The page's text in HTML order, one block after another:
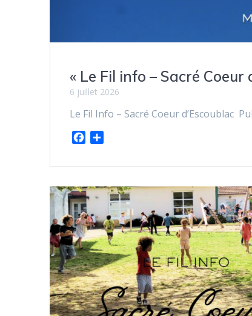
« Le Fil info – Sacré Coeur
6 juillet 2026
Le Fil Info – Sacré Coeur d’Escoublac
c
b
o
o
k
r
a
g
e
r